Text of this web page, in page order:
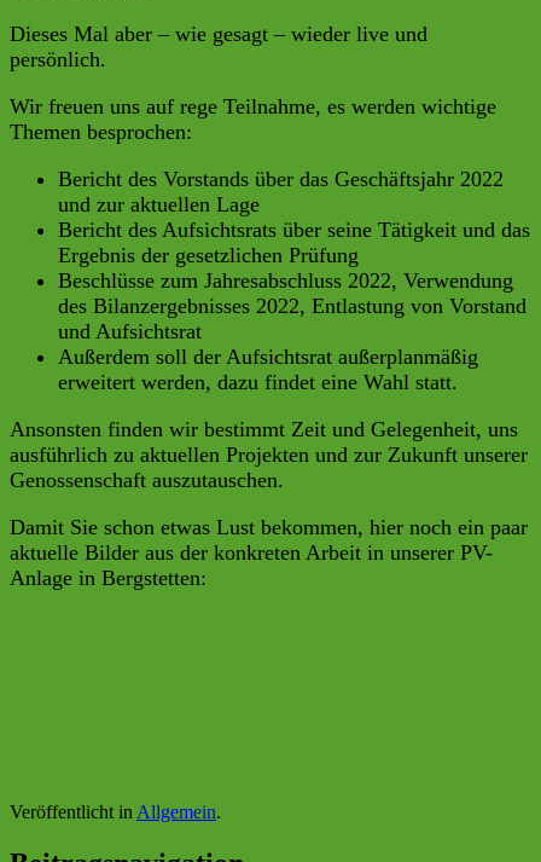
Dieses Mal aber – wie gesagt – wieder live und
persönlich.
Wir freuen uns auf rege Teilnahme, es werden wichtige
Themen besprochen:
Bericht des Vorstands über das Geschäftsjahr 2022
und zur aktuellen Lage
Bericht des Aufsichtsrats über seine Tätigkeit und das
Ergebnis der gesetzlichen Prüfung
Beschlüsse zum Jahresabschluss 2022, Verwendung
des Bilanzergebnisses 2022, Entlastung von Vorstand
und Aufsichtsrat
Außerdem soll der Aufsichtsrat außerplanmäßig
erweitert werden, dazu findet eine Wahl statt.
Ansonsten finden wir bestimmt Zeit und Gelegenheit, uns
ausführlich zu aktuellen Projekten und zur Zukunft unserer
Genossenschaft auszutauschen.
Damit Sie schon etwas Lust bekommen, hier noch ein paar
aktuelle Bilder aus der konkreten Arbeit in unserer PV-
Anlage in Bergstetten:
Veröffentlicht in Allgemein.